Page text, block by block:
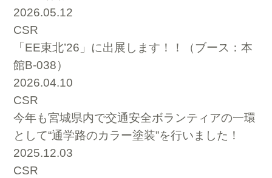
2026.05.12
CSR
「EE東北’26」に出展します！！（ブース：本
館B-038）
2026.04.10
CSR
今年も宮城県内で交通安全ボランティアの一環
として“通学路のカラー塗装”を行いました！
2025.12.03
CSR